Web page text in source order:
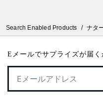
Search Enabled Products / ナタ
Eメールでサプライズが届く